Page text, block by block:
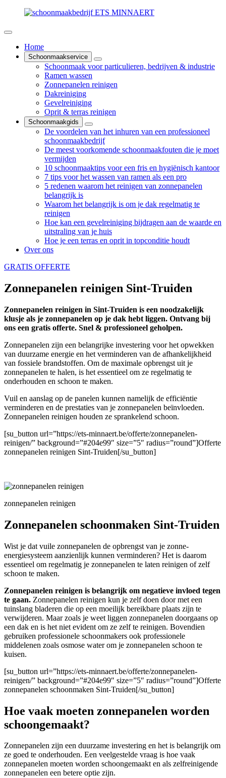
Home
Schoonmaakservice
Schoonmaak voor particulieren, bedrijven & industrie
Ramen wassen
Zonnepanelen reinigen
Dakreiniging
Gevelreiniging
Oprit & terras reinigen
Schoonmaakgids
De voordelen van het inhuren van een professioneel
schoonmaakbedrijf
De meest voorkomende schoonmaakfouten die je moet
vermijden
10 schoonmaaktips voor een fris en hygiënisch kantoor
7 tips voor het wassen van ramen als een pro
5 redenen waarom het reinigen van zonnepanelen
belangrijk is
Waarom het belangrijk is om je dak regelmatig te
reinigen
Hoe kan een gevelreiniging bijdragen aan de waarde en
uitstraling van je huis
Hoe je een terras en oprit in topconditie houdt
Over ons
GRATIS OFFERTE
Zonnepanelen reinigen Sint-Truiden
Zonnepanelen reinigen in Sint-Truiden is een noodzakelijk
klusje als je zonnepanelen op je dak hebt liggen. Ontvang bij
ons een gratis offerte. Snel & professioneel geholpen.
Zonnepanelen zijn een belangrijke investering voor het opwekken
van duurzame energie en het verminderen van de afhankelijkheid
van fossiele brandstoffen. Om de maximale opbrengst uit je
zonnepanelen te halen, is het essentieel om ze regelmatig te
onderhouden en schoon te maken.
Vuil en aanslag op de panelen kunnen namelijk de efficiëntie
verminderen en de prestaties van je zonnepanelen beïnvloeden.
Zonnepanelen reinigen houden ze sprankelend schoon.
[su_button url=”https://ets-minnaert.be/offerte/zonnepanelen-
reinigen/” background=”#204e99″ size=”5″ radius=”round”]Offerte
zonnepanelen reinigen Sint-Truiden[/su_button]
zonnepanelen reinigen
Zonnepanelen schoonmaken Sint-Truiden
Wist je dat vuile zonnepanelen de opbrengst van je zonne-
energiesysteem aanzienlijk kunnen verminderen? Het is daarom
essentieel om regelmatig je zonnepanelen te laten reinigen of zelf
schoon te maken.
Zonnepanelen reinigen is belangrijk om negatieve invloed tegen
te gaan. Zonnepanelen reinigen kun je zelf doen door met een
tuinslang bladeren die op een moeilijk bereikbare plaats zijn te
verwijderen. Maar zoals je weet liggen zonnepanelen doorgaans op
een dak en is het niet evident om ze zelf te reinigen. Bovendien
gebruiken professionele schoonmakers ook professionele
middelenen zoals osmose water om je zonnepanelen schoon te
kuisen.
[su_button url=”https://ets-minnaert.be/offerte/zonnepanelen-
reinigen/” background=”#204e99″ size=”5″ radius=”round”]Offerte
zonnepanelen schoonmaken Sint-Truiden[/su_button]
Hoe vaak moeten zonnepanelen worden
schoongemaakt?
Zonnepanelen zijn een duurzame investering en het is belangrijk om
ze goed te onderhouden. Een veelgestelde vraag is hoe vaak
zonnepanelen moeten worden schoongemaakt en als zelfreinigende
zonnepanelen een betere optie zijn.